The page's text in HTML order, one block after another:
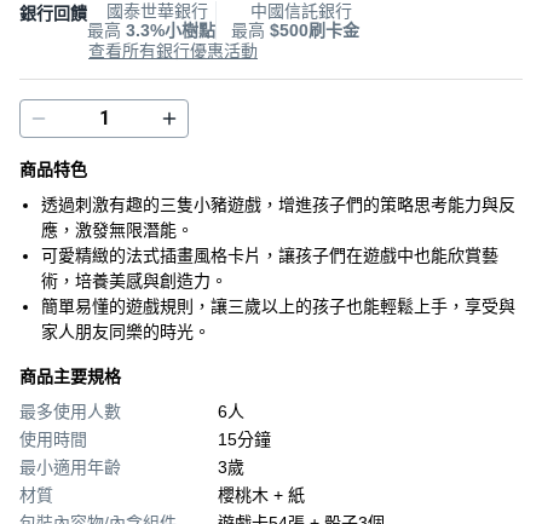
銀行回饋
國泰世華銀行
最高 3.3%小樹點
中國信託銀行
最高 $500刷卡金
查看所有銀行優惠活動
商品特色
透過刺激有趣的三隻小豬遊戲，增進孩子們的策略思考能力與反
應，激發無限潛能。
可愛精緻的法式插畫風格卡片，讓孩子們在遊戲中也能欣賞藝
術，培養美感與創造力。
簡單易懂的遊戲規則，讓三歲以上的孩子也能輕鬆上手，享受與
家人朋友同樂的時光。
商品主要規格
最多使用人數
6人
使用時間
15分鐘
最小適用年齡
3歲
材質
櫻桃木 + 紙